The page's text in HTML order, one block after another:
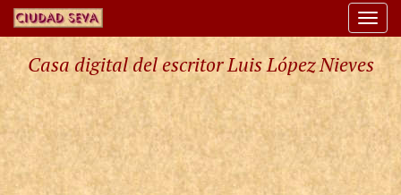
Casa digital del escritor Luis López Nieves